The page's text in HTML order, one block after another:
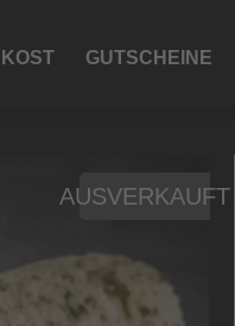
GUTSCHEINE
AUSVERKAUFT